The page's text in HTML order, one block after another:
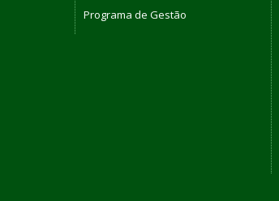
Programa de Gestão